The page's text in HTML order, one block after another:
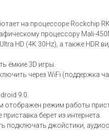
на процессоре Rockchip
процессору Mali-
HD (4K 30Hz), а также HDR
ёмкие 3D игры.
через WiFi (поддержка
9.0.
режим работы
берет из интернета.
подключать джойстики,